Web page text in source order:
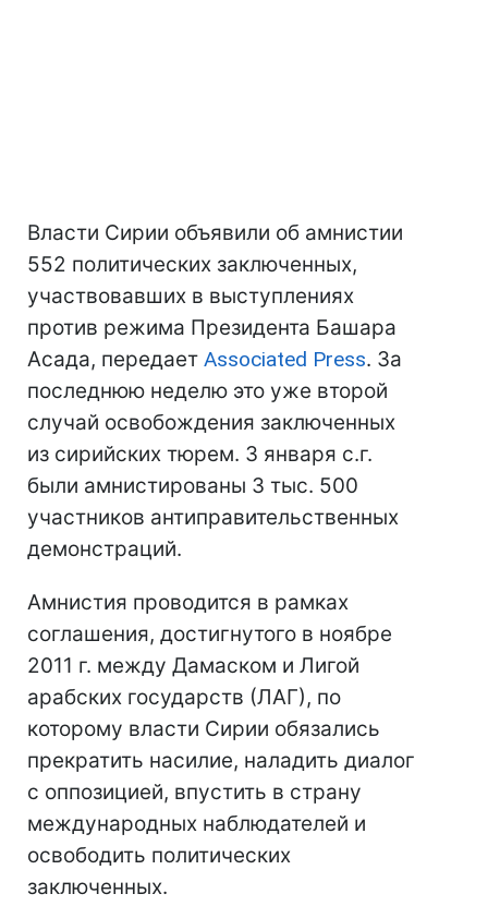
Власти Сирии объявили об амнистии
552 политических заключенных,
участвовавших в выступлениях
против режима Президента Башара
Асада, передает Associated Press. За
последнюю неделю это уже второй
случай освобождения заключенных
из сирийских тюрем. 3 января с.г.
были амнистированы 3 тыс. 500
участников антиправительственных
демонстраций.
Амнистия проводится в рамках
соглашения, достигнутого в ноябре
2011 г. между Дамаском и Лигой
арабских государств (ЛАГ), по
которому власти Сирии обязались
прекратить насилие, наладить диалог
с оппозицией, впустить в страну
международных наблюдателей и
освободить политических
заключенных.